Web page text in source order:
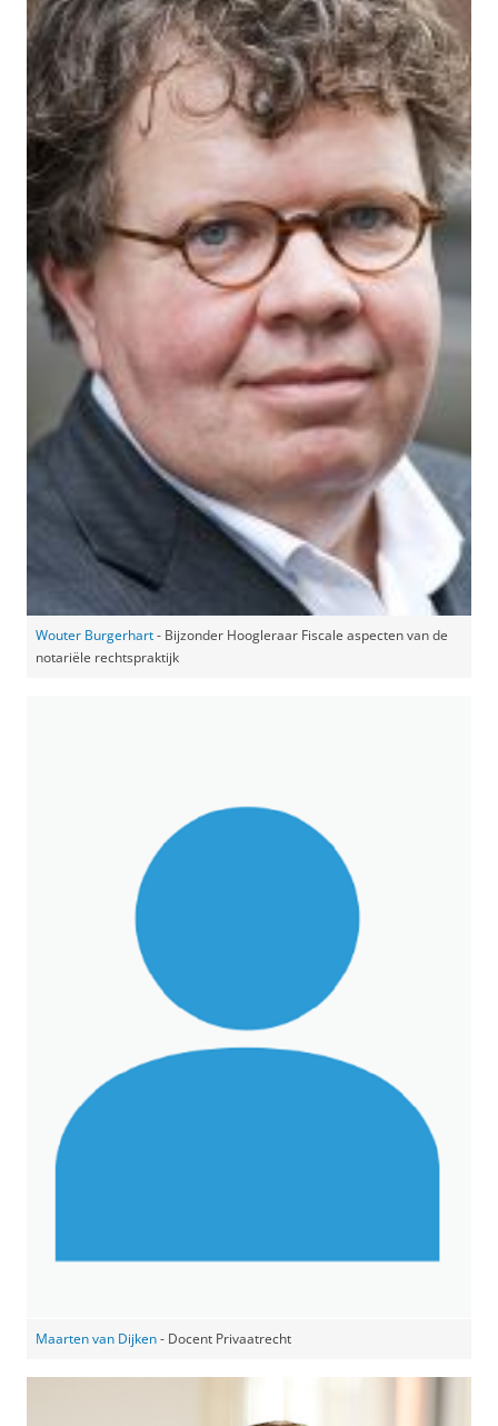
Wouter Burgerhart- Bijzonder Hoogleraar Fiscale aspecten van de
notariële rechtspraktijk
Maarten van Dijken- Docent Privaatrecht